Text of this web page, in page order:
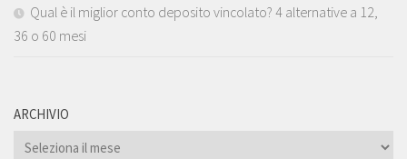
Qual è il miglior conto deposito vincolato? 4 alternative a 12,
36 o 60 mesi
ARCHIVIO
ARCHIVIO